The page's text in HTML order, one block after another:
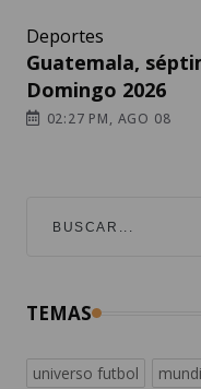
Deportes
Guatemala,
Domingo 2026
02:27 PM, AGO 08
TEMAS
universo futbol